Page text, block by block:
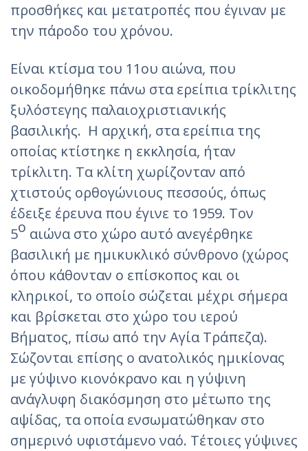
προσθήκες και μετατροπές που έγιναν με
την πάροδο του χρόνου.
Είναι κτίσμα του 11ου αιώνα, που
οικοδομήθηκε πάνω στα ερείπια τρίκλιτης
ξυλόστεγης παλαιοχριστιανικής
βασιλικής. Η αρχική, στα ερείπια της
οποίας κτίστηκε η εκκλησία, ήταν
τρίκλιτη. Τα κλίτη χωρίζονταν από
χτιστούς ορθογώνιους πεσσούς, όπως
έδειξε έρευνα που έγινε το 1959. Τον
5ο αιώνα στο χώρο αυτό ανεγέρθηκε
βασιλική με ημικυκλικό σύνθρονο (χώρος
όπου κάθονταν ο επίσκοπος και οι
κληρικοί, το οποίο σώζεται μέχρι σήμερα
και βρίσκεται στο χώρο του ιερού
Βήματος, πίσω από την Αγία Τράπεζα).
Σώζονται επίσης ο ανατολικός ημικίονας
με γύψινο κιονόκρανο και η γύψινη
ανάγλυφη διακόσμηση στο μέτωπο της
αψίδας, τα οποία ενσωματώθηκαν στο
σημερινό υφιστάμενο ναό. Τέτοιες γύψινες